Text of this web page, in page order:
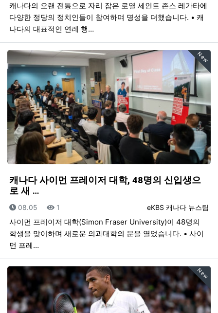
캐나다의 오랜 전통으로 자리 잡은 로열 세인트 존스 레가타에
다양한 정당의 정치인들이 참여하며 명성을 더했습니다. • 캐
나다의 대표적인 연례 행…
New
캐나다 사이먼 프레이저 대학, 48명의 신입생으
로 새 …
등록자
eKBS 캐나다 뉴스팀
등록일
08.05 조회
1
사이먼 프레이저 대학(Simon Fraser University)이 48명의
학생을 맞이하며 새로운 의과대학의 문을 열었습니다. • 사이
먼 프레…
New